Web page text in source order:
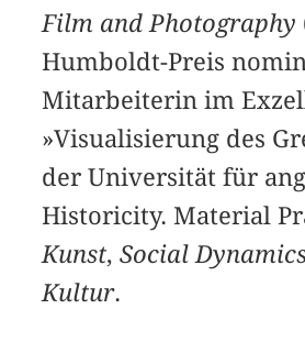
Film and Photography
Humboldt-Preis
Mitarbeiterin im
»Visualisierung des
der Universität für
Historicity. Material
Kunst, Social
Kultur.